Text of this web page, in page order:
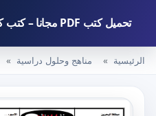
تحميل كتب PDF مجانا – كتب كو
الرئيسية مناهج وحلول دراسية